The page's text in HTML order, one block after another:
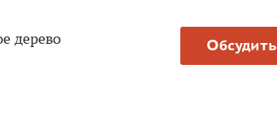
Обсудить
дерево